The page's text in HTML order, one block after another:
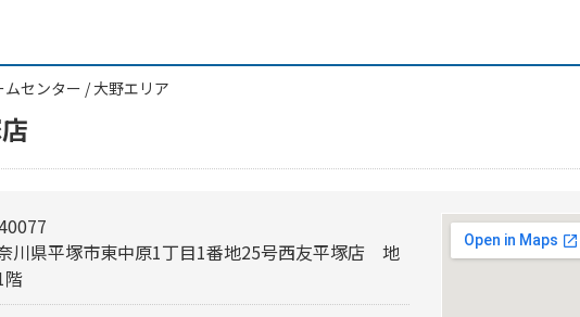
ムセンター /大野エリア
川県平塚市東中原1丁目1番地25号西友平塚店 地
階